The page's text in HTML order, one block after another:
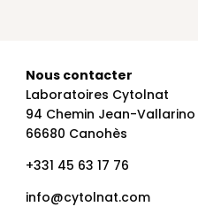
Nous contacter
Laboratoires Cytolnat
94 Chemin Jean-Vallarino
66680 Canohès
+331 45 63 17 76
info@cytolnat.com